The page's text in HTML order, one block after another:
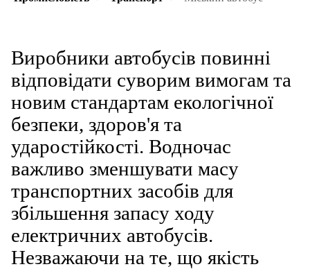
Виробники автобусів повинні
відповідати суворим вимогам та
новим стандартам екологічної
безпеки, здоров'я та
ударостійкості. Водночас
важливо зменшувати масу
транспортних засобів для
збільшення запасу ходу
електричних автобусів.
Незважаючи на те, що якість